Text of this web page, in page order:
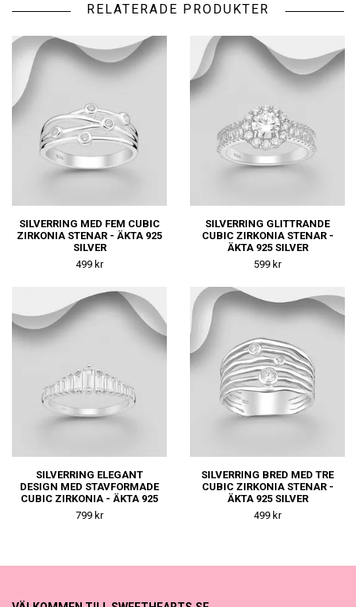
RELATERADE PRODUKTER
SILVERRING MED FEM CUBIC
ZIRKONIA STENAR - ÄKTA 925
SILVER
499 kr
SILVERRING GLITTRANDE
CUBIC ZIRKONIA STENAR -
ÄKTA 925 SILVER
599 kr
SILVERRING ELEGANT
DESIGN MED STAVFORMADE
CUBIC ZIRKONIA - ÄKTA 925
SILVER
799 kr
SILVERRING BRED MED TRE
CUBIC ZIRKONIA STENAR -
ÄKTA 925 SILVER
499 kr